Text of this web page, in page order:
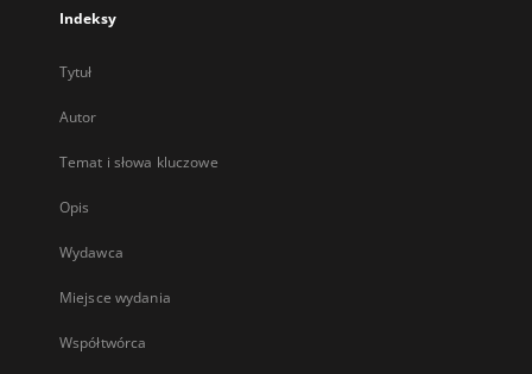
Indeksy
Tytuł
Autor
Temat i słowa kluczowe
Opis
Wydawca
Miejsce wydania
Współtwórca